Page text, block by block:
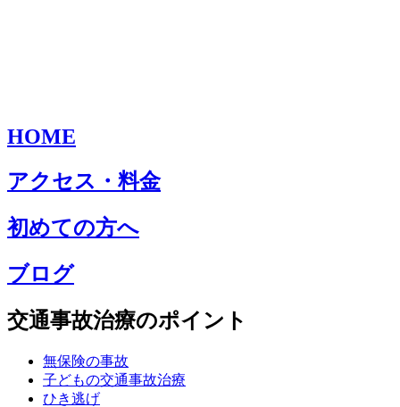
HOME
アクセス・料金
初めての方へ
ブログ
交通事故治療のポイント
無保険の事故
子どもの交通事故治療
ひき逃げ